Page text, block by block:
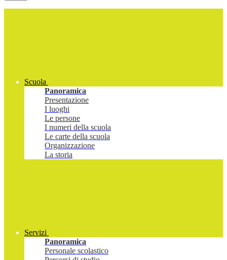
Scuola
Panoramica
Presentazione
I luoghi
Le persone
I numeri della scuola
Le carte della scuola
Organizzazione
La storia
Servizi
Panoramica
Personale scolastico